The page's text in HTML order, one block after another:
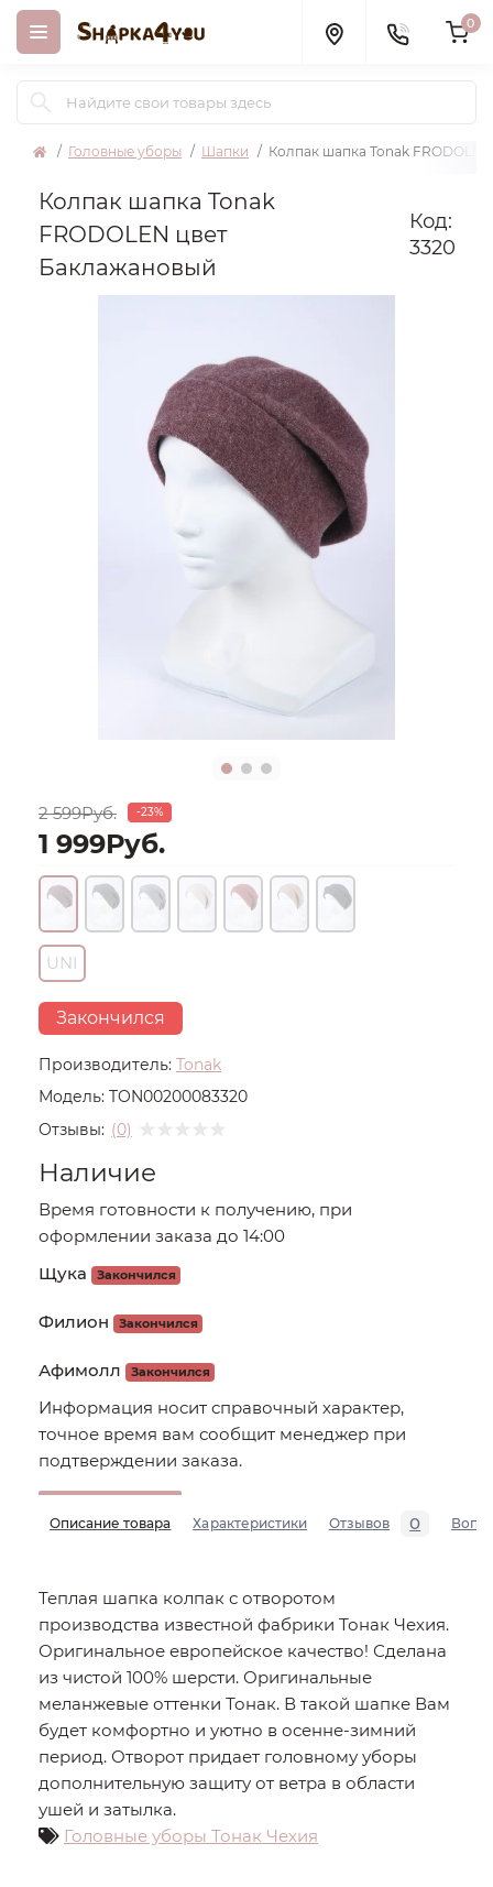
0
Головные уборы Шапки Колпак шапка Tonak
Колпак шапка Tonak
FRODOLEN цвет
Баклажановый
Код:
3320
Производитель: Tonak
Модель: TON00200083320
Отзывы: (0)
2 599Руб. -23%
1 999Руб.
UNI
Закончился
Наличие
Время готовности к получению, при
оформлении заказа до 14:00
Щука
Закончился
Филион Закончился
Афимолл Закончился
Информация носит справочный характер,
точное время вам сообщит менеджер при
подтверждении заказа.
Описание товара Характеристики Отзывов 0
Теплая шапка колпак с отворотом
производства известной фабрики Тонак Чехия.
Оригинальное европейское качество! Сделана
из чистой 100% шерсти. Оригинальные
меланжевые оттенки Тонак. В такой шапке Вам
будет комфортно и уютно в осенне-зимний
период. Отворот придает головному уборы
дополнительную защиту от ветра в области
ушей и затылка.
Головные уборы Тонак Чехия